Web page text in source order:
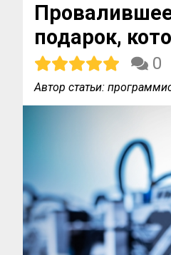
подарок,
0
Автор статьи: